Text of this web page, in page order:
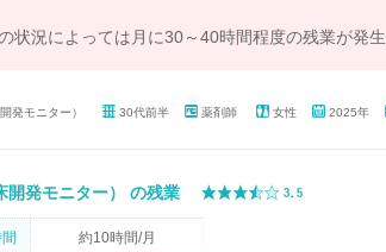
状況によっては月に30～40時間程度の残業が発生
開発モニター） 30代前半 薬剤師 女性 2025年
開発モニター） の残業
約10時間/月